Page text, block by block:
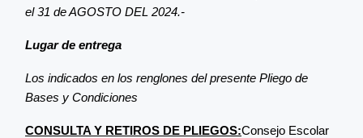
el 31 de AGOSTO DEL 2024.-
Lugar de entrega
Los indicados en los renglones del presente Pliego de
Bases y Condiciones
CONSULTA Y RETIROS DE PLIEGOS:Consejo Escolar